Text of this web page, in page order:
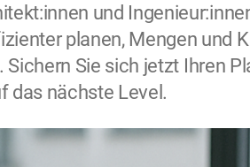
und
planen, Mengen und
Sie sich jetzt Ihren
das nächste Level.